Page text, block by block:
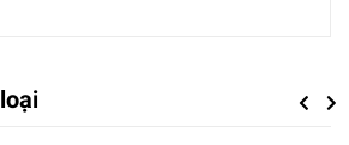
Previous
Next